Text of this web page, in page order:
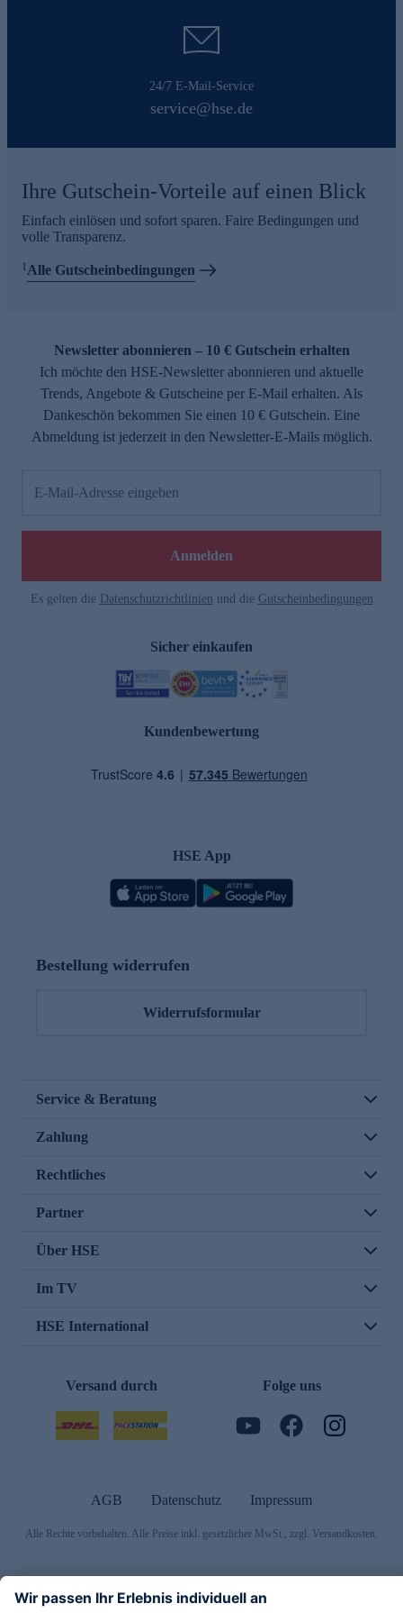
24/7 E-Mail-Service
service@hse.de
Ihre Gutschein-Vorteile auf einen Blick
Einfach einlösen und sofort sparen. Faire Bedingungen und
volle Transparenz.
1Alle Gutscheinbedingungen
Newsletter abonnieren – 10 € Gutschein erhalten
Ich möchte den HSE-Newsletter abonnieren und aktuelle
Trends, Angebote & Gutscheine per E-Mail erhalten. Als
Dankeschön bekommen Sie einen 10 € Gutschein. Eine
Abmeldung ist jederzeit in den Newsletter-E-Mails möglich.
E-Mail-Adresse eingeben
Anmelden
Es gelten die Datenschutzrichtlinien und die Gutscheinbedingungen
Sicher einkaufen
Kundenbewertung
HSE App
Bestellung widerrufen
Widerrufsformular
Service & Beratung
Zahlung
Rechtliches
Partner
Über HSE
Im TV
HSE International
Versand durch Folge uns
AGB Datenschutz Impressum
Alle Rechte vorbehalten. Alle Preise inkl. gesetzlicher MwSt., zzgl. Versandkosten.